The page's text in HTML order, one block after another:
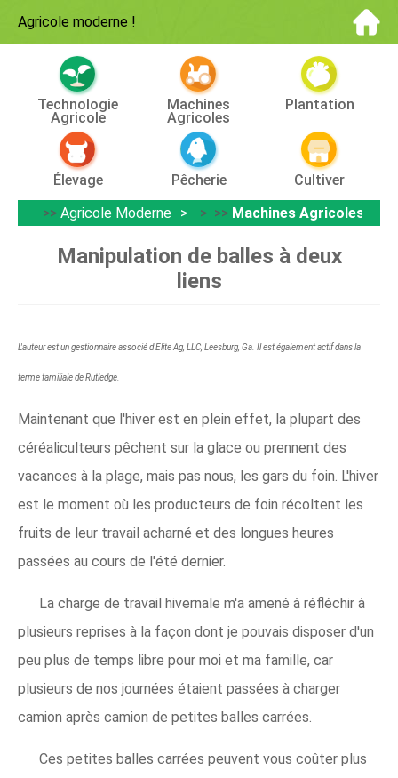
Agricole moderne !
Technologie
Agricole
Machines
Agricoles
Plantation
Élevage Pêcherie
Cultiver
>> Agricole Moderne > >> Machines Agricoles
Manipulation de balles à deux
liens
L'auteur est un gestionnaire associé d'Elite Ag, LLC, Leesburg, Ga. Il est également actif dans la
ferme familiale de Rutledge.
Maintenant que l'hiver est en plein effet, la plupart des
céréaliculteurs pêchent sur la glace ou prennent des
vacances à la plage, mais pas nous, les gars du foin. L'hiver
est le moment où les producteurs de foin récoltent les
fruits de leur travail acharné et des longues heures
passées au cours de l'été dernier.
La charge de travail hivernale m'a amené à réfléchir à
plusieurs reprises à la façon dont je pouvais disposer d'un
peu plus de temps libre pour moi et ma famille, car
plusieurs de nos journées étaient passées à charger
camion après camion de petites balles carrées.
Ces petites balles carrées peuvent vous coûter plus